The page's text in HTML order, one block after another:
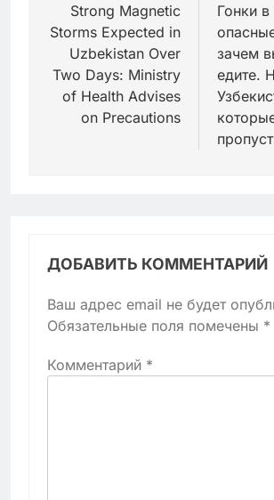
по
записям
Strong Magnetic
Storms Expected in
Uzbekistan Over
Two Days: Ministry
of Health Advises
on Precautions
Гонки в
зачем
едите.
ДОБАВИТЬ КОММЕНТАРИЙ
Ваш адрес email не будет
Обязательные поля помечены *
Комментарий *